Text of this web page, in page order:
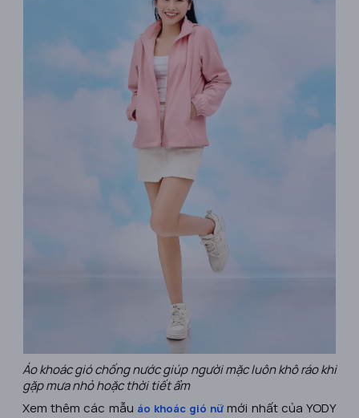
Áo khoác gió chống nước giúp người mặc luôn khô ráo khi
gặp mưa nhỏ hoặc thời tiết ẩm
Xem thêm các mẫu áo khoác gió nữ mới nhất của YODY